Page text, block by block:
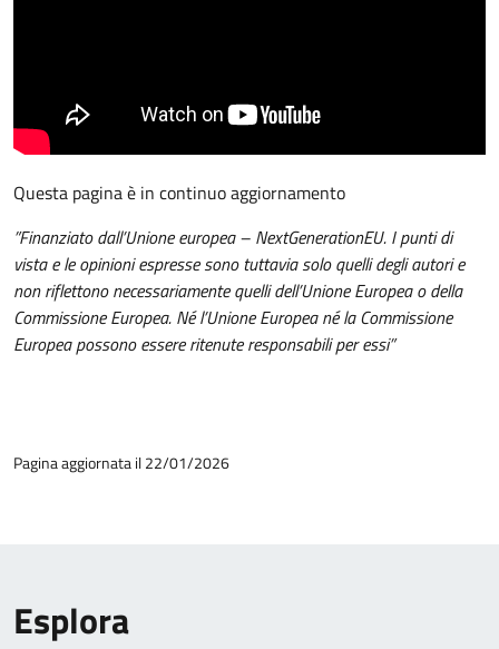
Questa pagina è in continuo aggiornamento
”Finanziato dall’Unione europea – NextGenerationEU. I punti di
vista e le opinioni espresse sono tuttavia solo quelli degli autori e
non riflettono necessariamente quelli dell’Unione Europea o della
Commissione Europea. Né l’Unione Europea né la Commissione
Europea possono essere ritenute responsabili per essi”
Pagina aggiornata il 22/01/2026
Esplora